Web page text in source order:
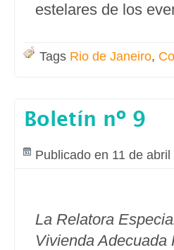
estelares de los
Tags Rio de Janeiro,
Boletín nº 9
Publicado en 11 de abril
La Relatora
Vivienda